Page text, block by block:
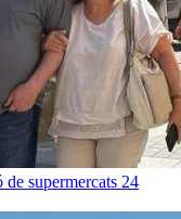
supermercats 24